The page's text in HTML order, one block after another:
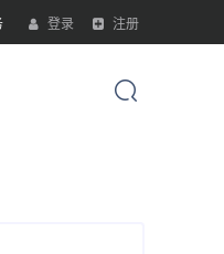
登录 注册